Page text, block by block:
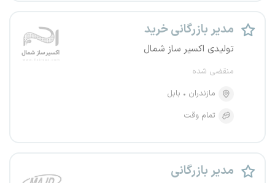
مدیر بازرگانی خرید
تولیدی اکسیر ساز شمال
منقضی شده
مازندران
بابل
تمام وقت
مدیر بازرگانی